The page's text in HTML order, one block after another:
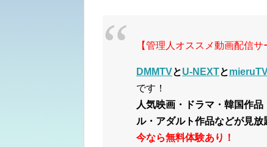
【管理人オススメ動画配信サ
DMMTVとU-NEXTと
です！
人気映画・ドラマ・韓国作
ル・アダルト作品などが見放
今なら無料体験あり！